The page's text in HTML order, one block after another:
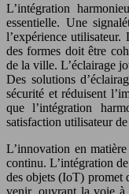
L’intégration
essentielle. Une
l’expérience
des formes doit être
de la ville. L’éclairage
Des solutions
sécurité et réduisent
que l’intégration
satisfaction utilisateur
L’innovation en
continu. L’intégration
des objets (IoT) promet
venir, ouvrant la voie à